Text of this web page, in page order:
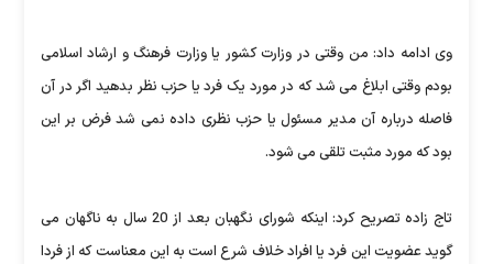
وی ادامه داد: من وقتی در وزارت کشور یا وزارت فرهنگ و ارشاد اسلامی
بودم وقتی ابلاغ می شد که در مورد یک فرد یا حزب نظر بدهید اگر در آن
فاصله درباره آن مدیر مسئول یا حزب نظری داده نمی شد فرض بر این
بود که مورد مثبت تلقی می شود.
تاج زاده تصریح کرد: اینکه شورای نگهبان بعد از 20 سال به ناگهان می
گوید عضویت این فرد یا افراد خلاف شرع است به این معناست که از فردا